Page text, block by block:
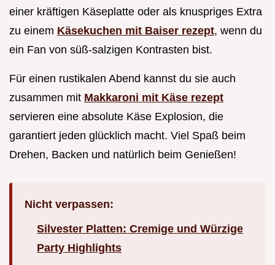
einer kräftigen Käseplatte oder als knuspriges Extra
zu einem Käsekuchen mit Baiser rezept, wenn du
ein Fan von süß-salzigen Kontrasten bist.
Für einen rustikalen Abend kannst du sie auch
zusammen mit Makkaroni mit Käse rezept
servieren eine absolute Käse Explosion, die
garantiert jeden glücklich macht. Viel Spaß beim
Drehen, Backen und natürlich beim Genießen!
Nicht verpassen:
Silvester Platten: Cremige und Würzige
Party Highlights